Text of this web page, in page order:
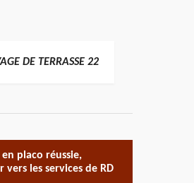
DE TERRASSE 22
placo réussie,
les services de RD